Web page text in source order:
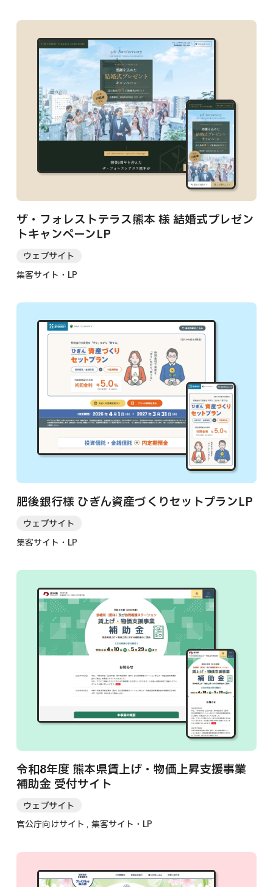
ザ・フォレストテラス熊本 様 結婚式プレゼン
トキャンペーンLP
ウェブサイト
集客サイト・LP
肥後銀行様 ひぎん資産づくりセットプランLP
ウェブサイト
集客サイト・LP
令和8年度 熊本県賃上げ・物価上昇支援事業
補助金 受付サイト
ウェブサイト
官公庁向けサイト
集客サイト・LP